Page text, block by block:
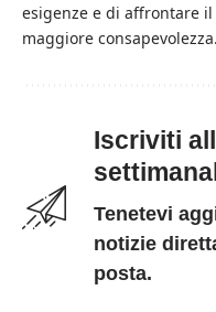
esigenze e di affrontare
maggiore consapevolezza.
Iscriviti
Tenetevi
notizie
posta.